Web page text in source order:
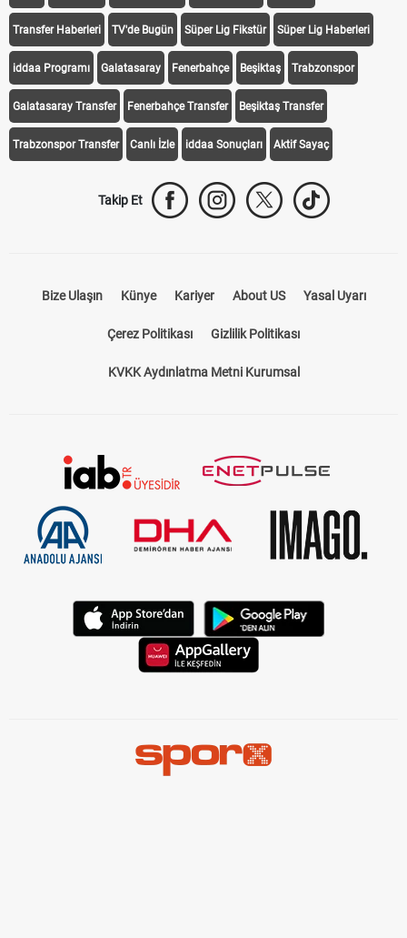
Transfer Haberleri TV'de Bugün Süper Lig Fikstür Süper Lig Haberleri
iddaa Programı Galatasaray Fenerbahçe Beşiktaş Trabzonspor
Galatasaray Transfer Fenerbahçe Transfer Beşiktaş Transfer
Trabzonspor Transfer Canlı İzle iddaa Sonuçları Aktif Sayaç
Takip Et
Bize Ulaşın Künye Kariyer About US Yasal Uyarı
Çerez Politikası Gizlilik Politikası
KVKK Aydınlatma Metni Kurumsal